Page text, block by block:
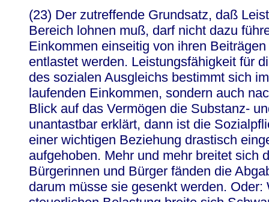
(23) Der zutreffende Grundsatz, daß
Bereich lohnen muß, darf nicht dazu
Einkommen einseitig von ihren
entlastet werden. Leistungsfähigkeit für
des sozialen Ausgleichs bestimmt sich
laufenden Einkommen, sondern auch
Blick auf das Vermögen die Substanz-
unantastbar erklärt, dann ist die
einer wichtigen Beziehung drastisch
aufgehoben. Mehr und mehr breitet sich
Bürgerinnen und Bürger fänden die
darum müsse sie gesenkt werden. Oder: